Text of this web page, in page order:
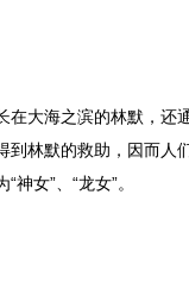
在大海之滨的林默，还
到林默的救助，因而人
“神女”、“龙女”。